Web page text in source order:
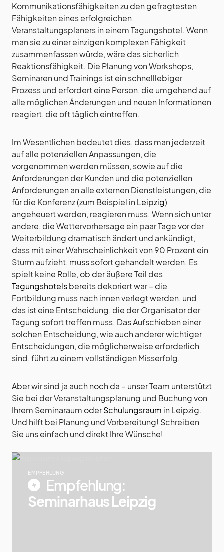
Kommunikationsfähigkeiten zu den gefragtesten
Fähigkeiten eines erfolgreichen
Veranstaltungsplaners in einem Tagungshotel. Wenn
man sie zu einer einzigen komplexen Fähigkeit
zusammenfassen würde, wäre das sicherlich
Reaktionsfähigkeit. Die Planung von Workshops,
Seminaren und Trainings ist ein schnelllebiger
Prozess und erfordert eine Person, die umgehend auf
alle möglichen Änderungen und neuen Informationen
reagiert, die oft täglich eintreffen.
Im Wesentlichen bedeutet dies, dass man jederzeit
auf alle potenziellen Anpassungen, die
vorgenommen werden müssen, sowie auf die
Anforderungen der Kunden und die potenziellen
Anforderungen an alle externen Dienstleistungen, die
für die Konferenz (zum Beispiel in Leipzig)
angeheuert werden, reagieren muss. Wenn sich unter
andere, die Wettervorhersage ein paar Tage vor der
Weiterbildung dramatisch ändert und ankündigt,
dass mit einer Wahrscheinlichkeit von 90 Prozent ein
Sturm aufzieht, muss sofort gehandelt werden. Es
spielt keine Rolle, ob der äußere Teil des
Tagungshotelsbereits dekoriert war – die
Fortbildung muss nach innen verlegt werden, und
das ist eine Entscheidung, die der Organisator der
Tagung sofort treffen muss. Das Aufschieben einer
solchen Entscheidung, wie auch anderer wichtiger
Entscheidungen, die möglicherweise erforderlich
sind, führt zu einem vollständigen Misserfolg.
Aber wir sind ja auch noch da – unser Team unterstützt
Sie bei der Veranstaltungsplanung und Buchung von
Ihrem Seminaraum oderSchulungsraum in Leipzig.
Und hilft bei Planung und Vorbereitung! Schreiben
Sie uns einfach und direkt Ihre Wünsche!
EMPFEHLUNG
Empfehlung:
Seminarhaus Leipzig